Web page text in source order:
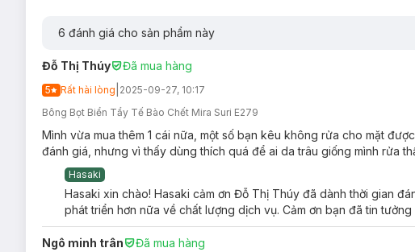
Bảo quản: Nơi khô ráo, thoáng mát
Xuất xứ:Hàn Quốc
Thương hiệu:
Suri
6 đánh giá cho sản phẩm này
Đỗ Thị Thúy Đã mua hàng
5 Rất hài lòng 2025-09-27, 10:17
Bông Bọt Biển Tẩy Tế Bào Chết Mira Suri E279
Mình vừa mua thêm 1 cái nữa, một số bạn kêu không rửa cho mặt
đánh giá, nhưng vì thấy dùng thích quá để ai da trâu giống mình rửa
Hasaki
Hasaki xin chào! Hasaki cảm ơn Đỗ Thị Thúy đã dành thời gian
phát triển hơn nữa về chất lượng dịch vụ. Cảm ơn bạn đã tin tưởng
Ngô minh trân Đã mua hàng